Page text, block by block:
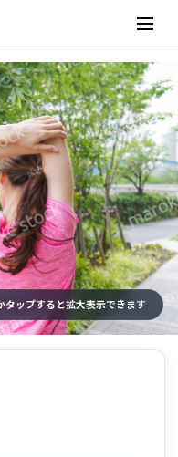
タップすると拡大表示できます